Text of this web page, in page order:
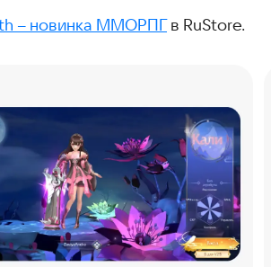
– новинка ММОРПГв RuStore.